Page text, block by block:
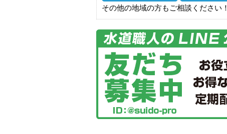
その他の地域の方もご相談ください！